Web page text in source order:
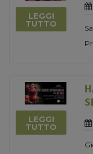
LEGGI
TUTTO
LEGGI
TUTTO